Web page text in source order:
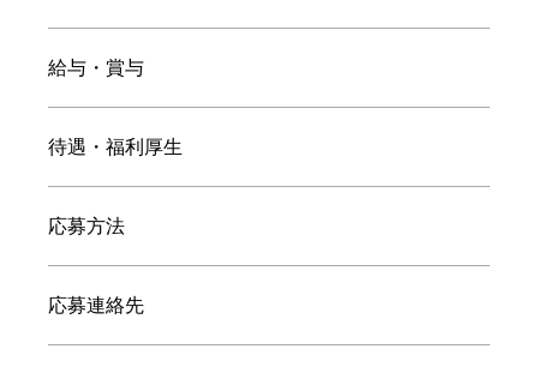
給与・賞与
待遇・福利厚生
応募方法
応募連絡先